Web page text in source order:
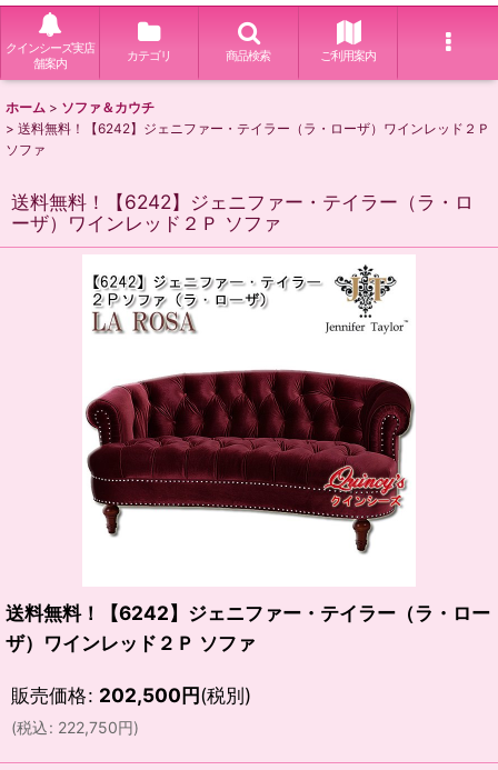
クインシーズ実店
舗案内
カテゴリ 商品検索 ご利用案内
ホーム > ソファ＆カウチ
> 送料無料！【6242】ジェニファー・テイラー（ラ・ローザ）ワインレッド２Ｐ
ソファ
送料無料！【6242】ジェニファー・テイラー（ラ・ロ
ーザ）ワインレッド２Ｐ ソファ
送料無料！【6242】ジェニファー・テイラー（ラ・ロー
ザ）ワインレッド２Ｐ ソファ
販売価格: 202,500円(税別)
(税込: 222,750円)